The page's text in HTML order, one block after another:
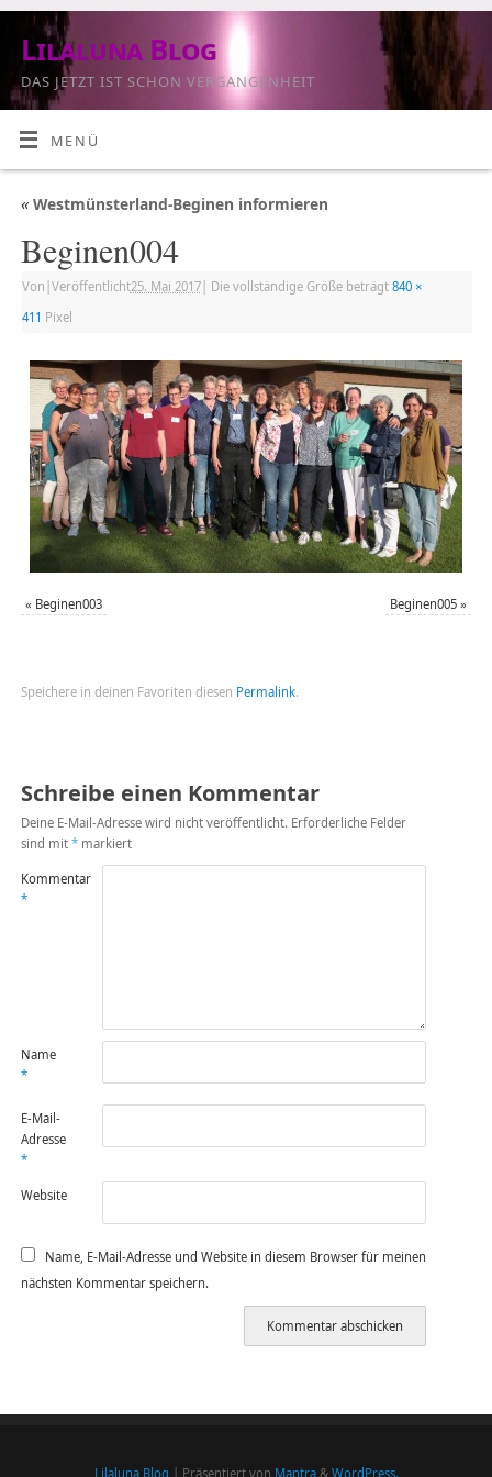
Lilaluna Blog
DAS JETZT IST SCHON VERGANGENHEIT
MENÜ
«Westmünsterland-Beginen informieren
Beginen004
Von Veröffentlicht25. Mai 2017| Die vollständige Größe beträgt 840 ×
411 Pixel
« Beginen003 Beginen005 »
Speichere in deinen Favoriten diesen Permalink.
Schreibe einen Kommentar
Deine E-Mail-Adresse wird nicht veröffentlicht. Erforderliche Felder
sind mit *markiert
Kommentar
*
Name
*
E-Mail-
Adresse
*
Website
Name, E-Mail-Adresse und Website in diesem Browser für meinen
nächsten Kommentar speichern.
Lilaluna Blog | Präsentiert von Mantra& WordPress.